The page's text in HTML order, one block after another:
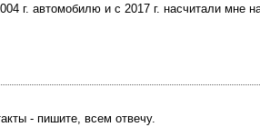
г. автомобилю и с 2017 г. насчитали мне
- пишите, всем отвечу.